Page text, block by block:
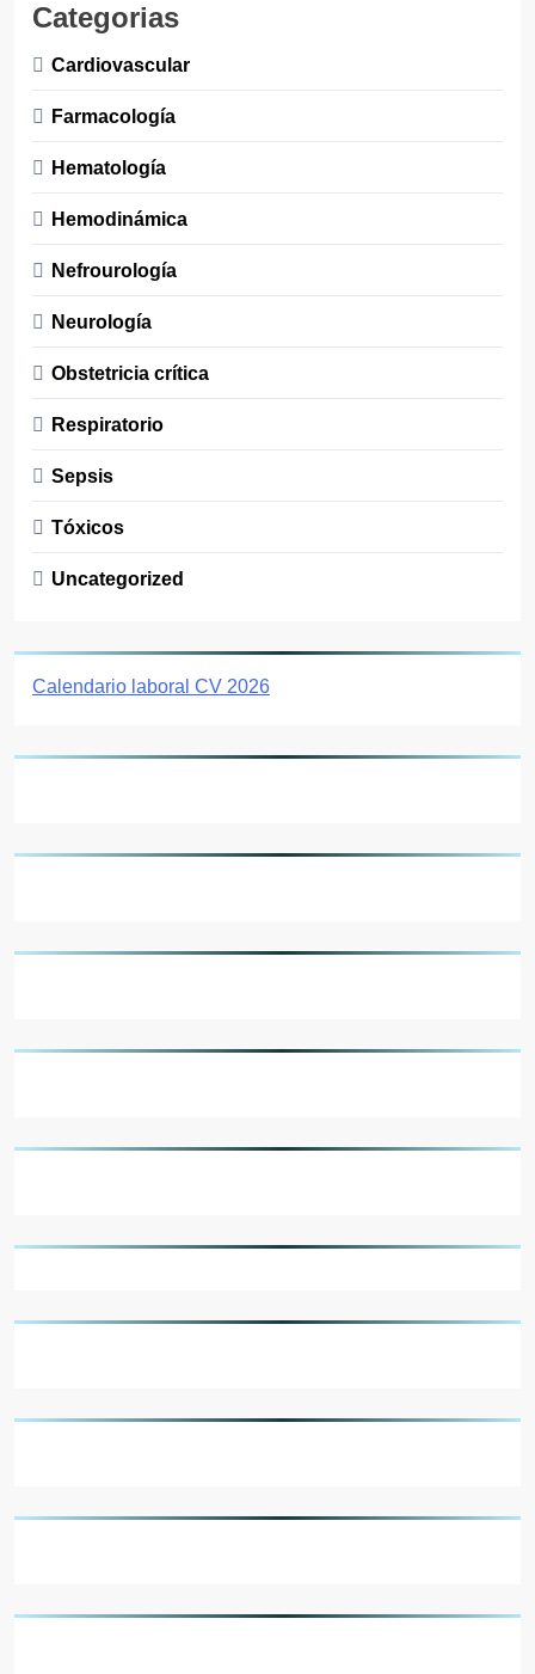
Categorias
Cardiovascular
Farmacología
Hematología
Hemodinámica
Nefrourología
Neurología
Obstetricia crítica
Respiratorio
Sepsis
Tóxicos
Uncategorized
Calendario laboral CV 2026